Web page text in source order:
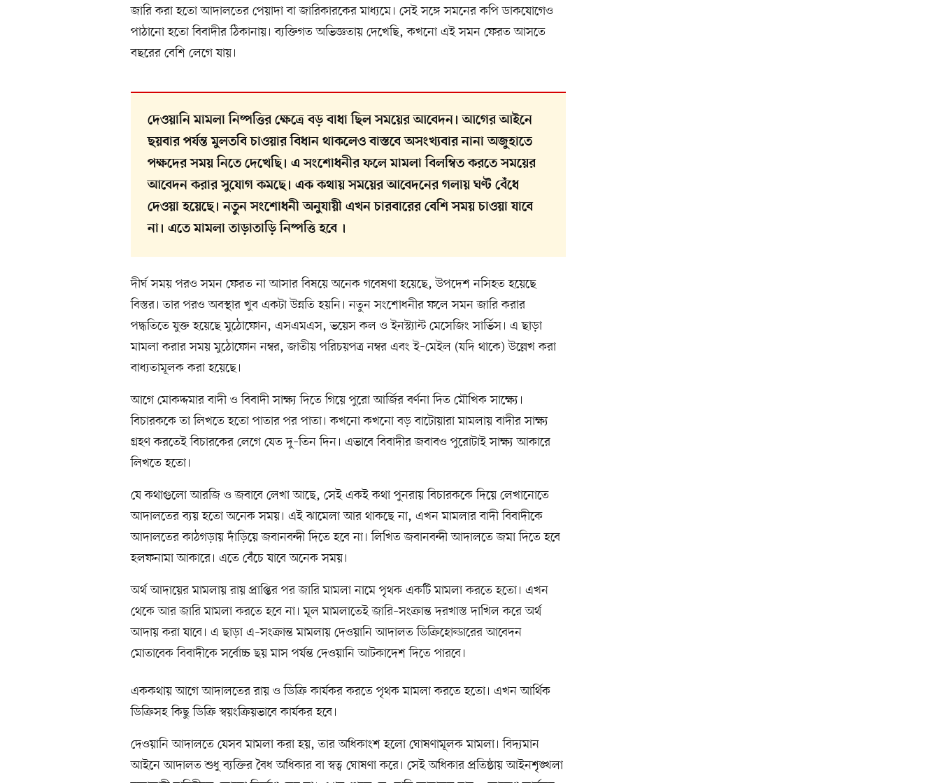
জারি করা হতো আদালতের পেয়াদা বা জারিকারকের মাধ্যমে। সেই সঙ্গে সমনের কপি ডাকযোগেও
পাঠানো হতো বিবাদীর ঠিকানায়। ব্যক্তিগত অভিজ্ঞতায় দেখেছি, কখনো এই সমন ফেরত আসতে
বছরের বেশি লেগে যায়।
দেওয়ানি মামলা নিষ্পত্তির ক্ষেত্রে বড় বাধা ছিল সময়ের আবেদন। আগের আইনে
ছয়বার পর্যন্ত মুলতবি চাওয়ার বিধান থাকলেও বাস্তবে অসংখ্যবার নানা অজুহাতে
পক্ষদের সময় নিতে দেখেছি। এ সংশোধনীর ফলে মামলা বিলম্বিত করতে সময়ের
আবেদন করার সুযোগ কমছে। এক কথায় সময়ের আবেদনের গলায় ঘণ্ট বেঁধে
দেওয়া হয়েছে। নতুন সংশোধনী অনুযায়ী এখন চারবারের বেশি সময় চাওয়া যাবে
না। এতে মামলা তাড়াতাড়ি নিষ্পত্তি হবে ।
দীর্ঘ সময় পরও সমন ফেরত না আসার বিষয়ে অনেক গবেষণা হয়েছে, উপদেশ নসিহত হয়েছে
বিস্তর। তার পরও অবস্থার খুব একটা উন্নতি হয়নি। নতুন সংশোধনীর ফলে সমন জারি করার
পদ্ধতিতে যুক্ত হয়েছে মুঠোফোন, এসএমএস, ভয়েস কল ও ইনস্ট্যান্ট মেসেজিং সার্ভিস। এ ছাড়া
মামলা করার সময় মুঠোফোন নম্বর, জাতীয় পরিচয়পত্র নম্বর এবং ই–মেইল (যদি থাকে) উল্লেখ করা
বাধ্যতামূলক করা হয়েছে।
আগে মোকদ্দমার বাদী ও বিবাদী সাক্ষ্য দিতে গিয়ে পুরো আর্জির বর্ণনা দিত মৌখিক সাক্ষ্যে।
বিচারককে তা লিখতে হতো পাতার পর পাতা। কখনো কখনো বড় বাটোয়ারা মামলায় বাদীর সাক্ষ্য
গ্রহণ করতেই বিচারকের লেগে যেত দু–তিন দিন। এভাবে বিবাদীর জবাবও পুরোটাই সাক্ষ্য আকারে
লিখতে হতো।
যে কথাগুলো আরজি ও জবাবে লেখা আছে, সেই একই কথা পুনরায় বিচারককে দিয়ে লেখানোতে
আদালতের ব্যয় হতো অনেক সময়। এই ঝামেলা আর থাকছে না, এখন মামলার বাদী বিবাদীকে
আদালতের কাঠগড়ায় দাঁড়িয়ে জবানবন্দী দিতে হবে না। লিখিত জবানবন্দী আদালতে জমা দিতে হবে
হলফনামা আকারে। এতে বেঁচে যাবে অনেক সময়।
অর্থ আদায়ের মামলায় রায় প্রাপ্তির পর জারি মামলা নামে পৃথক একটি মামলা করতে হতো। এখন
থেকে আর জারি মামলা করতে হবে না। মূল মামলাতেই জারি–সংক্রান্ত দরখাস্ত দাখিল করে অর্থ
আদায় করা যাবে। এ ছাড়া এ–সংক্রান্ত মামলায় দেওয়ানি আদালত ডিক্রিহোল্ডারের আবেদন
মোতাবেক বিবাদীকে সর্বোচ্চ ছয় মাস পর্যন্ত দেওয়ানি আটকাদেশ দিতে পারবে।
এককথায় আগে আদালতের রায় ও ডিক্রি কার্যকর করতে পৃথক মামলা করতে হতো। এখন আর্থিক
ডিক্রিসহ কিছু ডিক্রি স্বয়ংক্রিয়ভাবে কার্যকর হবে।
দেওয়ানি আদালতে যেসব মামলা করা হয়, তার অধিকাংশ হলো ঘোষণামূলক মামলা। বিদ্যমান
আইনে আদালত শুধু ব্যক্তির বৈধ অধিকার বা স্বত্ব ঘোষণা করে। সেই অধিকার প্রতিষ্ঠায় আইনশৃঙ্খলা